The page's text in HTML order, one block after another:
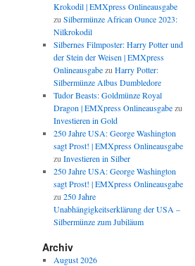
Krokodil | EMXpress Onlineausgabe
zu Silbermünze African Ounce 2023:
Nilkrokodil
Silbernes Filmposter: Harry Potter und
der Stein der Weisen | EMXpress
Onlineausgabezu Harry Potter:
Silbermünze Albus Dumbledore
Tudor Beasts: Goldmünze Royal
Dragon | EMXpress Onlineausgabezu
Investieren in Gold
250 Jahre USA: George Washington
sagt Prost! | EMXpress Onlineausgabe
zu Investieren in Silber
250 Jahre USA: George Washington
sagt Prost! | EMXpress Onlineausgabe
zu 250 Jahre
Unabhängigkeitserklärung der USA –
Silbermünze zum Jubiläum
Archiv
August 2026